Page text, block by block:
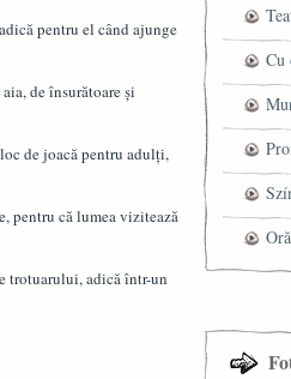
pentru el când ajunge
de însurătoare şi
de joacă pentru adulţi,
pentru că lumea vizitează
trotuarului, adică într-un
Cu